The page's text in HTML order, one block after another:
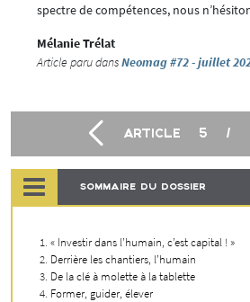
spectre de compétences, nous
Mélanie Trélat
Article paru dansNeomag #72 - juillet
ARTICLE 5 /
SOMMAIRE DU DOSSIER
« Investir dans l’humain, c’est capital ! »
Derrière les chantiers, l’humain
De la clé à molette à la tablette
Former, guider, élever